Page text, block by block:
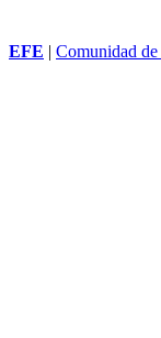
EFE | Comunidad